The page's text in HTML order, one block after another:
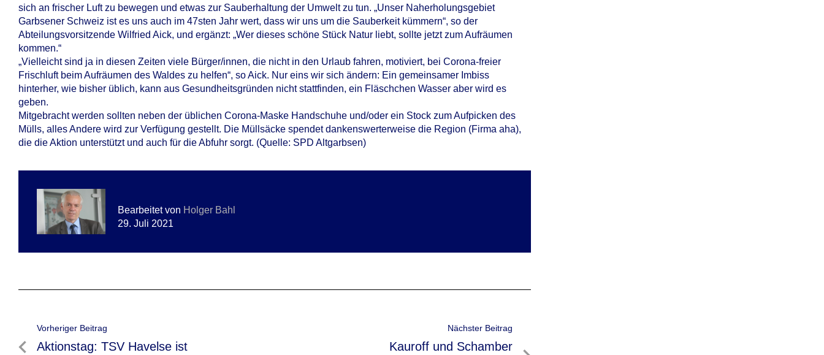
sich an frischer Luft zu bewegen und etwas zur Sauberhaltung der Umwelt zu tun. „Unser Naherholungsgebiet
Garbsener Schweiz ist es uns auch im 47sten Jahr wert, dass wir uns um die Sauberkeit kümmern“, so der
Abteilungsvorsitzende Wilfried Aick, und ergänzt: „Wer dieses schöne Stück Natur liebt, sollte jetzt zum Aufräumen
kommen.“
„Vielleicht sind ja in diesen Zeiten viele Bürger/innen, die nicht in den Urlaub fahren, motiviert, bei Corona-freier
Frischluft beim Aufräumen des Waldes zu helfen“, so Aick. Nur eins wir sich ändern: Ein gemeinsamer Imbiss
hinterher, wie bisher üblich, kann aus Gesundheitsgründen nicht stattfinden, ein Fläschchen Wasser aber wird es
geben.
Mitgebracht werden sollten neben der üblichen Corona-Maske Handschuhe und/oder ein Stock zum Aufpicken des
Mülls, alles Andere wird zur Verfügung gestellt. Die Müllsäcke spendet dankenswerterweise die Region (Firma aha),
die die Aktion unterstützt und auch für die Abfuhr sorgt. (Quelle: SPD Altgarbsen)
Bearbeitet von Holger Bahl
29. Juli 2021
Beitragsnavigation
Vorheriger Beitrag
Vorheriger
Aktionstag: TSV Havelse ist
Nächster Beitrag
Nächster
Kauroff und Schamber